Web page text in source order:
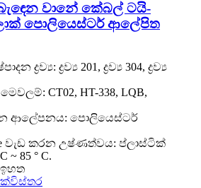
වානේ කේබල් ටයි-
පොලියෙස්ටර් ආලේපිත
ද්‍රව්‍ය: ද්‍රව්‍ය 201, ද්‍රව්‍ය 304, ද්‍රව්‍ය
මෙවලම්: CT02, HT-338, LQB,
ආලේපනය: පොලියෙස්ටර්
වැඩ කරන උෂ්ණත්වය: ප්ලාස්ටික්
~ 85 ° C.
ඉහත
විස්තර